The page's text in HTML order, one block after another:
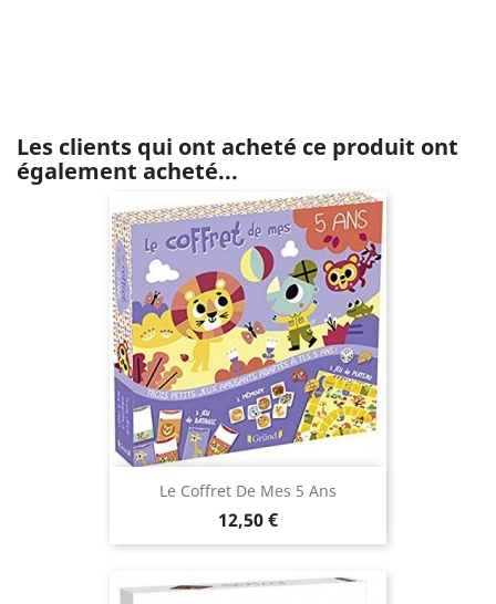
Les clients qui ont acheté ce produit ont
également acheté...
Le Coffret De Mes 5 Ans
Prix
12,50 €